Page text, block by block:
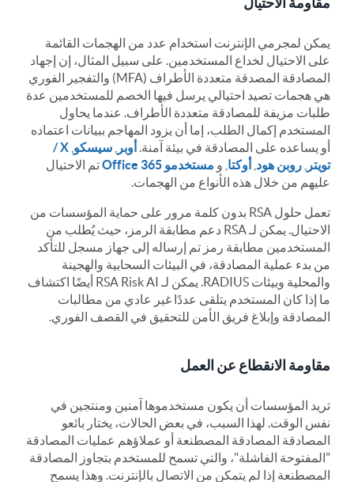
يمكن لمجرمي الإنترنت استخدام عدد من الهجمات القائمة
على الاحتيال لخداع المستخدمين. على سبيل المثال، إن إجهاد
المصادقة المصدقة متعددة الأطراف (MFA) والتفجير الفوري
هي هجمات تصيد احتيالي يرسل فيها الخصم للمستخدمين عدة
طلبات مزيفة للمصادقة متعددة الأطراف. عندما يحاول
المستخدم إكمال الطلب، إما أن يزود المهاجم ببيانات اعتماده
أو يساعده على المصادقة في بيئة آمنة. أوبر سيسكو
X /
تويتر
روبن هود أوكتا , و مستخدمو Office 365
تم الاحتيال
عليهم من خلال هذه الأنواع من الهجمات.
تعمل حلول RSA بدون كلمة مرور على حماية المؤسسات من
الاحتيال. يمكن لـ RSA دعم مطابقة الرمز، حيث يُطلب من
المستخدمين مطابقة رمز تم إرساله إلى جهاز مسجل للتأكد
من بدء عملية المصادقة، في البيئات السحابية والهجينة
والمحلية وبيئات RADIUS. يمكن لـ RSA Risk AI أيضًا اكتشاف
ما إذا كان المستخدم يتلقى عددًا غير عادي من مطالبات
المصادقة وإبلاغ فريق الأمن للتحقيق في القصف الفوري.
مقاومة الانقطاع عن العمل
تريد المؤسسات أن يكون مستخدموها آمنين ومنتجين في
نفس الوقت. لهذا السبب، في بعض الحالات، يختار بائعو
المصادقة المصادقة المصطنعة أو عملاؤهم عمليات المصادقة
"المفتوحة الفاشلة"، والتي تسمح للمستخدم بتجاوز المصادقة
المصطنعة إذا لم يتمكن من الاتصال بالإنترنت. وهذا يسمح